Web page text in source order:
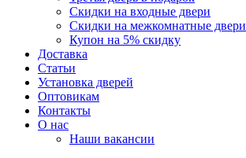
Скидки на входные двери
Скидки на межкомнатные двери
Купон на 5% скидку
Доставка
Статьи
Установка дверей
Оптовикам
Контакты
О нас
Наши вакансии